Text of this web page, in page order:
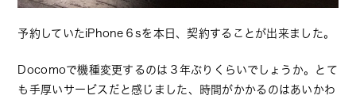
予約していたiPhone６sを本日、契約することが出来ました。
Docomoで機種変更するのは３年ぶりくらいでしょうか。とて
も手厚いサービスだと感じました、時間がかかるのはあいかわ